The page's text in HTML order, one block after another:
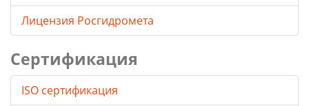
Лицензия Росгидромета
Сертификация
ISO сертификация